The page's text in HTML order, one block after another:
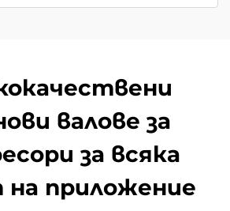
валове за
за всяка
на приложение